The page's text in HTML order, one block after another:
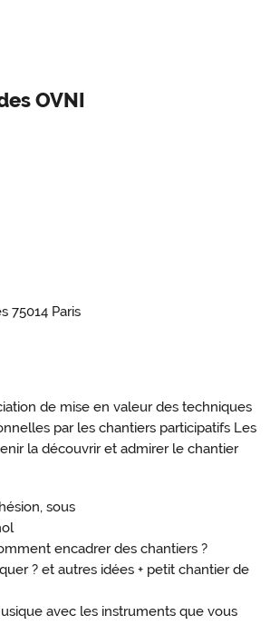
OVNI
75014 Paris
de mise en valeur des techniques
par les chantiers participatifs Les
la découvrir et admirer le chantier
sous
encadrer des chantiers ?
? et autres idées + petit chantier de
avec les instruments que vous